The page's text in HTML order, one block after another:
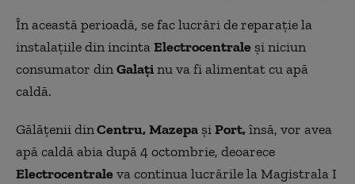
În această perioadă, se fac lucrări de reparaţie la
instalaţiile din incintaElectrocentrale şi niciun
consumator dinGalaţinu va fi alimentat cu apă
caldă.
Gălăţenii dinCentru,Mazepa şiPort,însă, vor avea
apă caldă abia după 4 octombrie, deoarece
Electrocentraleva continua lucrările la Magistrala I